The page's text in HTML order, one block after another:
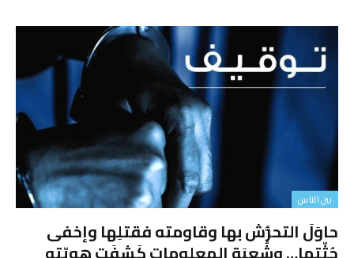
بين الناس
حاوَلَ التحرُّش بها وقاومته فقتلِها وإخفى